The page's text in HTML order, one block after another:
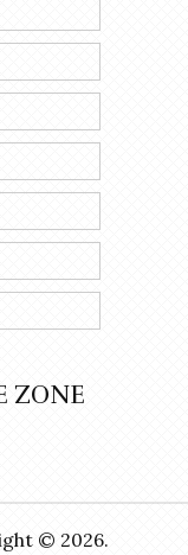
ZONE
© 2026.